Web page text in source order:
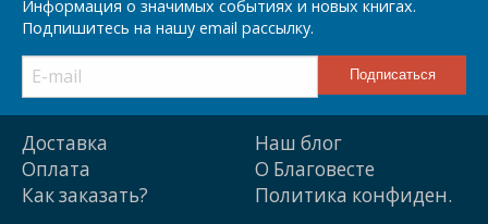
Информация о значимых событиях и новых книгах.
Подпишитесь на нашу email рассылку.
Доставка
Оплата
Как заказать?
Наш блог
О Благовесте
Политика конфиден.